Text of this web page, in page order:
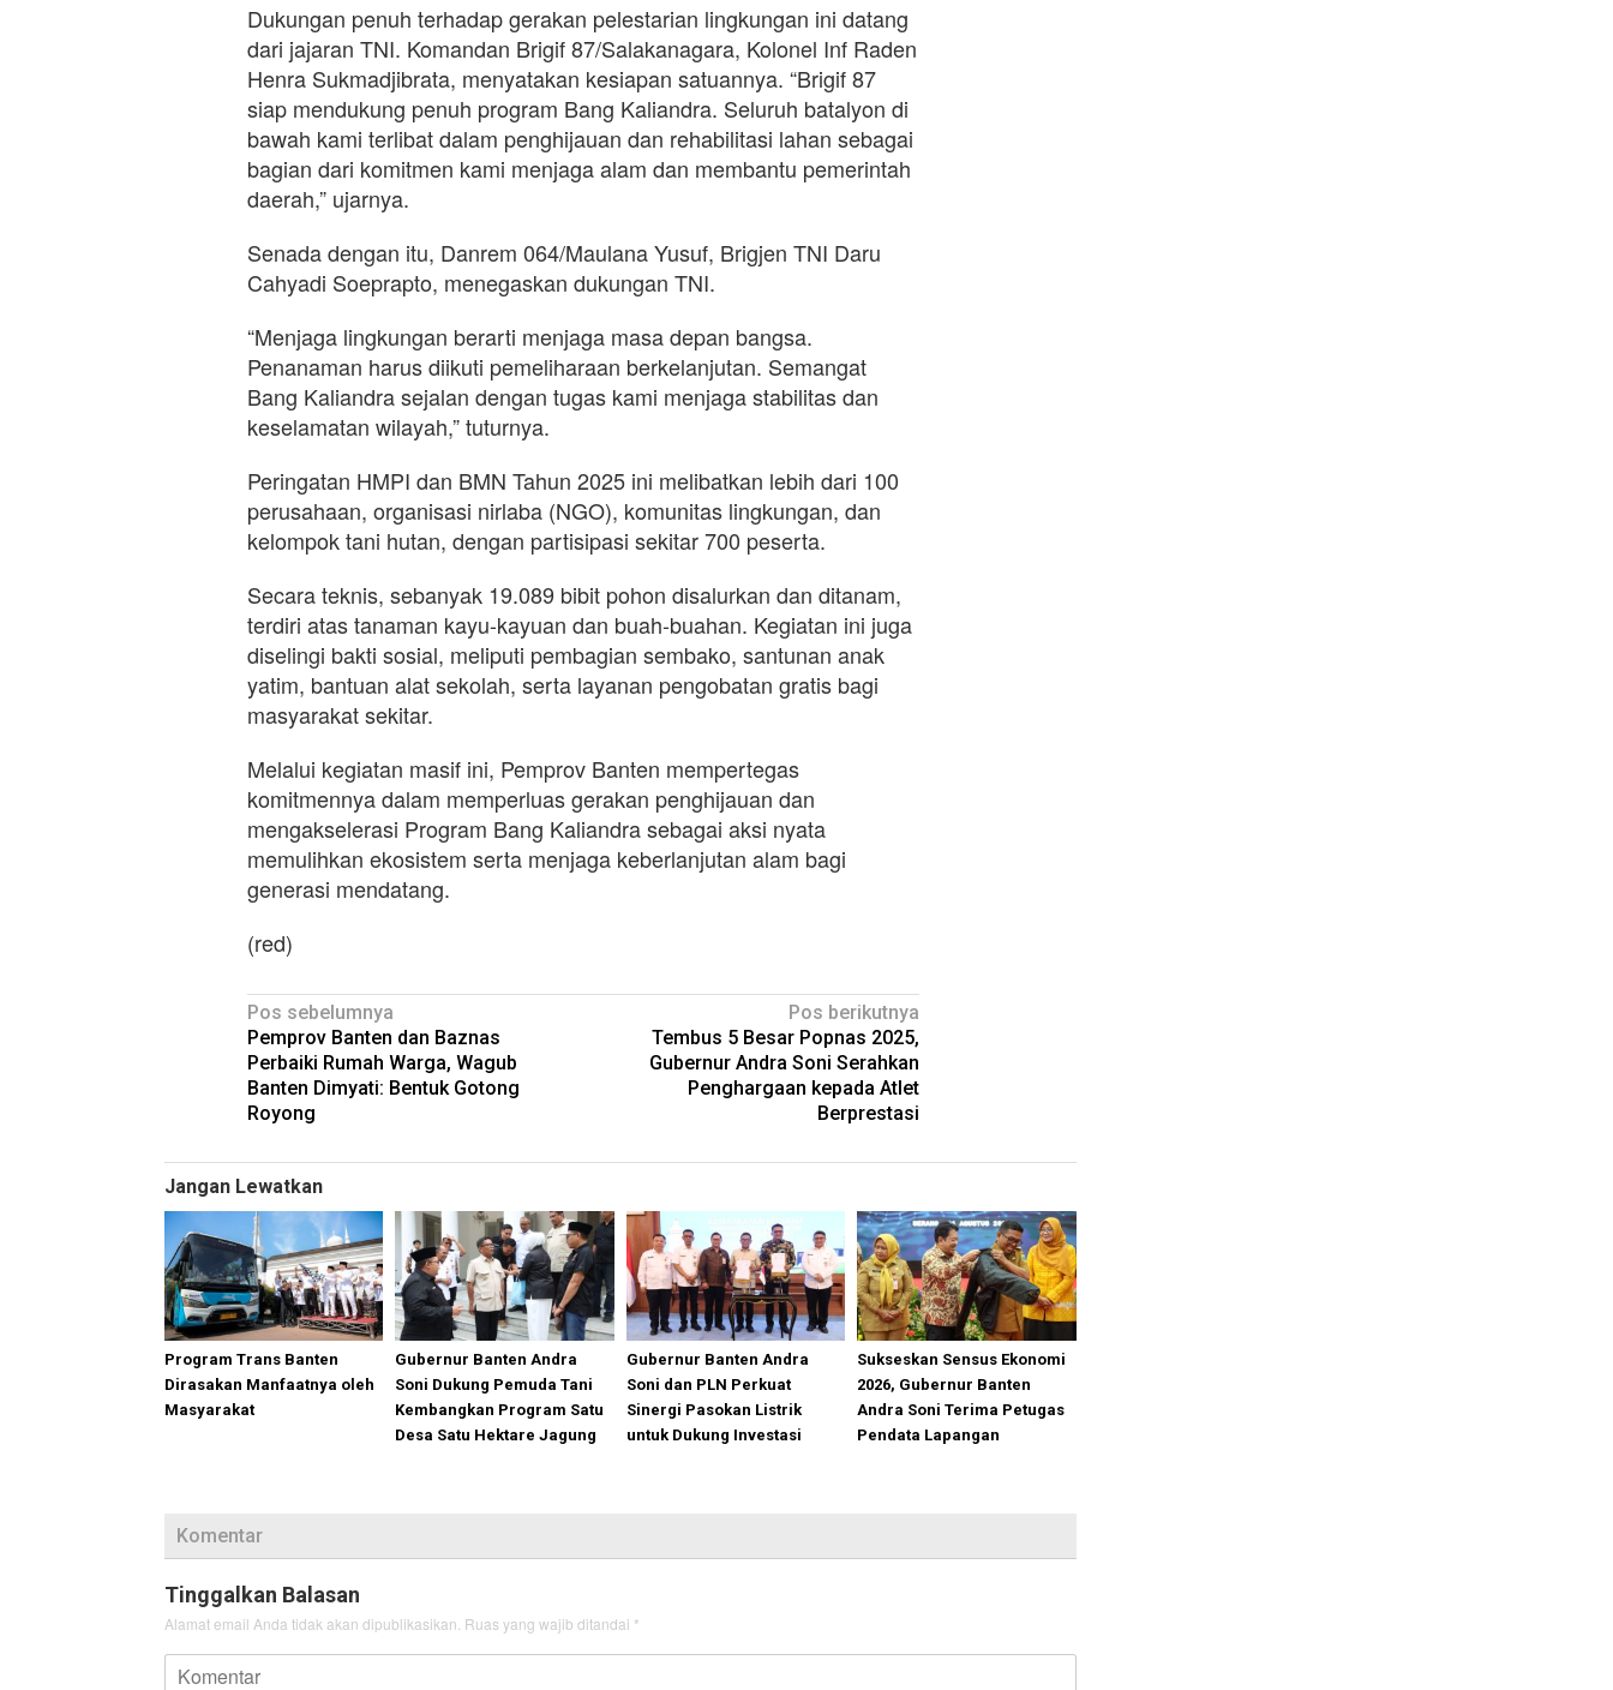
Dukungan penuh terhadap gerakan pelestarian lingkungan ini datang
dari jajaran TNI. Komandan Brigif 87/Salakanagara, Kolonel Inf Raden
Henra Sukmadjibrata, menyatakan kesiapan satuannya. “Brigif 87
siap mendukung penuh program Bang Kaliandra. Seluruh batalyon di
bawah kami terlibat dalam penghijauan dan rehabilitasi lahan sebagai
bagian dari komitmen kami menjaga alam dan membantu pemerintah
daerah,” ujarnya.
Senada dengan itu, Danrem 064/Maulana Yusuf, Brigjen TNI Daru
Cahyadi Soeprapto, menegaskan dukungan TNI.
“Menjaga lingkungan berarti menjaga masa depan bangsa.
Penanaman harus diikuti pemeliharaan berkelanjutan. Semangat
Bang Kaliandra sejalan dengan tugas kami menjaga stabilitas dan
keselamatan wilayah,” tuturnya.
Peringatan HMPI dan BMN Tahun 2025 ini melibatkan lebih dari 100
perusahaan, organisasi nirlaba (NGO), komunitas lingkungan, dan
kelompok tani hutan, dengan partisipasi sekitar 700 peserta.
Secara teknis, sebanyak 19.089 bibit pohon disalurkan dan ditanam,
terdiri atas tanaman kayu-kayuan dan buah-buahan. Kegiatan ini juga
diselingi bakti sosial, meliputi pembagian sembako, santunan anak
yatim, bantuan alat sekolah, serta layanan pengobatan gratis bagi
masyarakat sekitar.
Melalui kegiatan masif ini, Pemprov Banten mempertegas
komitmennya dalam memperluas gerakan penghijauan dan
mengakselerasi Program Bang Kaliandra sebagai aksi nyata
memulihkan ekosistem serta menjaga keberlanjutan alam bagi
generasi mendatang.
(red)
Navigasi
pos
Pos sebelumnya
Pemprov Banten dan Baznas
Perbaiki Rumah Warga, Wagub
Banten Dimyati: Bentuk Gotong
Royong
Pos berikutnya
Tembus 5 Besar Popnas 2025,
Gubernur Andra Soni Serahkan
Penghargaan kepada Atlet
Berprestasi
Jangan Lewatkan
Program Trans Banten
Dirasakan Manfaatnya oleh
Masyarakat
Gubernur Banten Andra
Soni Dukung Pemuda Tani
Kembangkan Program Satu
Desa Satu Hektare Jagung
Gubernur Banten Andra
Soni dan PLN Perkuat
Sinergi Pasokan Listrik
untuk Dukung Investasi
Sukseskan Sensus Ekonomi
2026, Gubernur Banten
Andra Soni Terima Petugas
Pendata Lapangan
Komentar
Tinggalkan Balasan
Alamat email Anda tidak akan dipublikasikan. Ruas yang wajib ditandai *